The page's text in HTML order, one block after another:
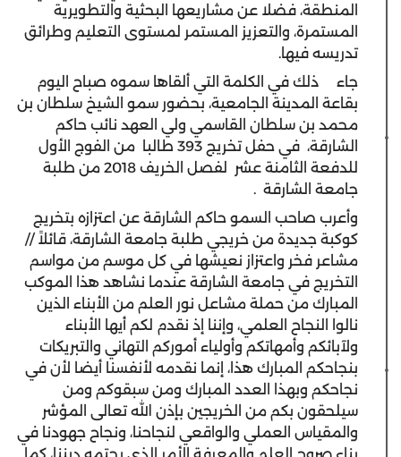
المنطقة، فضلا عن مشاريعها البحثية والتطويرية
المستمرة، والتعزيز المستمر لمستوى التعليم وطرائق
تدريسه فيها.
جاء
ذلك في الكلمة التي ألقاها سموه صباح اليوم
بقاعة المدينة الجامعية، بحضور سمو الشيخ سلطان بن
محمد بن سلطان القاسمي ولي العهد نائب حاكم
الشارقة، في حفل تخريج 393 طالبا من الفوج الأول
للدفعة الثامنة عشر لفصل الخريف 2018 من طلبة
جامعة الشارقة .
وأعرب صاحب السمو حاكم الشارقة عن اعتزازه بتخريج
كوكبة جديدة من خريجي طلبة جامعة الشارقة، قائلاً //
مشاعر فخر واعتزاز نعيشها في كل موسم من مواسم
التخريج في جامعة الشارقة عندما نشاهد هذا الموكب
المبارك من حملة مشاعل نور العلم من الأبناء الذين
نالوا النجاح العلمي، وإننا إذ نقدم لكم أيها الأبناء
ولآبائكم وأمهاتكم وأولياء أموركم التهاني والتبريكات
بنجاحكم المبارك هذا، إنما نقدمه لأنفسنا أيضا لأن في
نجاحكم وبهذا العدد المبارك ومن سبقوكم ومن
سيلحقون بكم من الخريجين بإذن الله تعالى المؤشر
والمقياس العملي والواقعي لنجاحنا، ونجاح جهودنا في